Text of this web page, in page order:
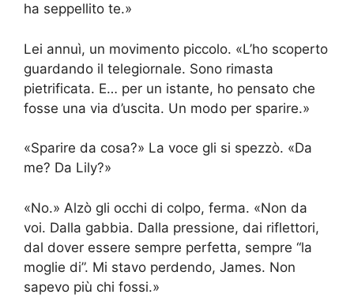
ha seppellito te.»
Lei annuì, un movimento piccolo. «L’ho scoperto
guardando il telegiornale. Sono rimasta
pietrificata. E… per un istante, ho pensato che
fosse una via d’uscita. Un modo per sparire.»
«Sparire da cosa?» La voce gli si spezzò. «Da
me? Da Lily?»
«No.» Alzò gli occhi di colpo, ferma. «Non da
voi. Dalla gabbia. Dalla pressione, dai riflettori,
dal dover essere sempre perfetta, sempre “la
moglie di”. Mi stavo perdendo, James. Non
sapevo più chi fossi.»